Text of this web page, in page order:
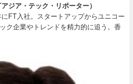
ジア・テック・リポーター）
FT入社。スタートアップからユニコー
ク企業やトレンドを精力的に追う。香